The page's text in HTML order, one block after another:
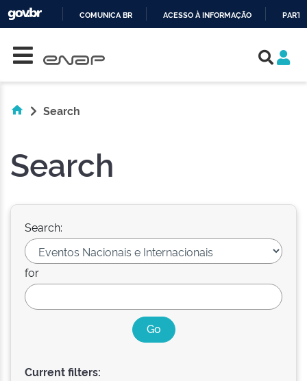
COMUNICA BR ACESSO À INFORMAÇÃO
Search
Search
Search:
for
Current filters: